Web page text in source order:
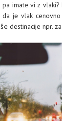
pa imate vi z
je vlak
destinacije npr.